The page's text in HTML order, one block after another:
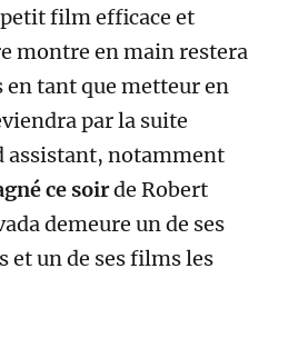
petit film efficace et
montre en main restera
en tant que metteur en
par la suite
assistant, notamment
ce soirde Robert
demeure un de ses
et un de ses films les